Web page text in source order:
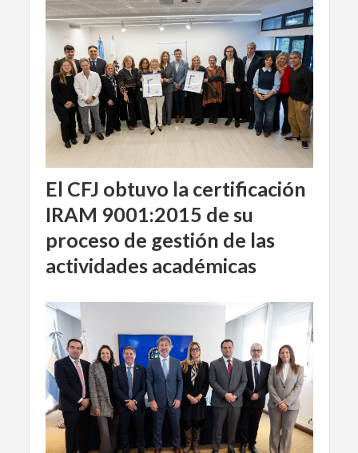
El CFJ obtuvo la certificación
IRAM 9001:2015 de su
proceso de gestión de las
actividades académicas